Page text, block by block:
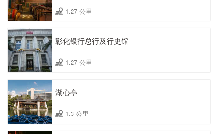
1.27 公里
彰化银行总行及行史馆
1.27 公里
湖心亭
1.3 公里